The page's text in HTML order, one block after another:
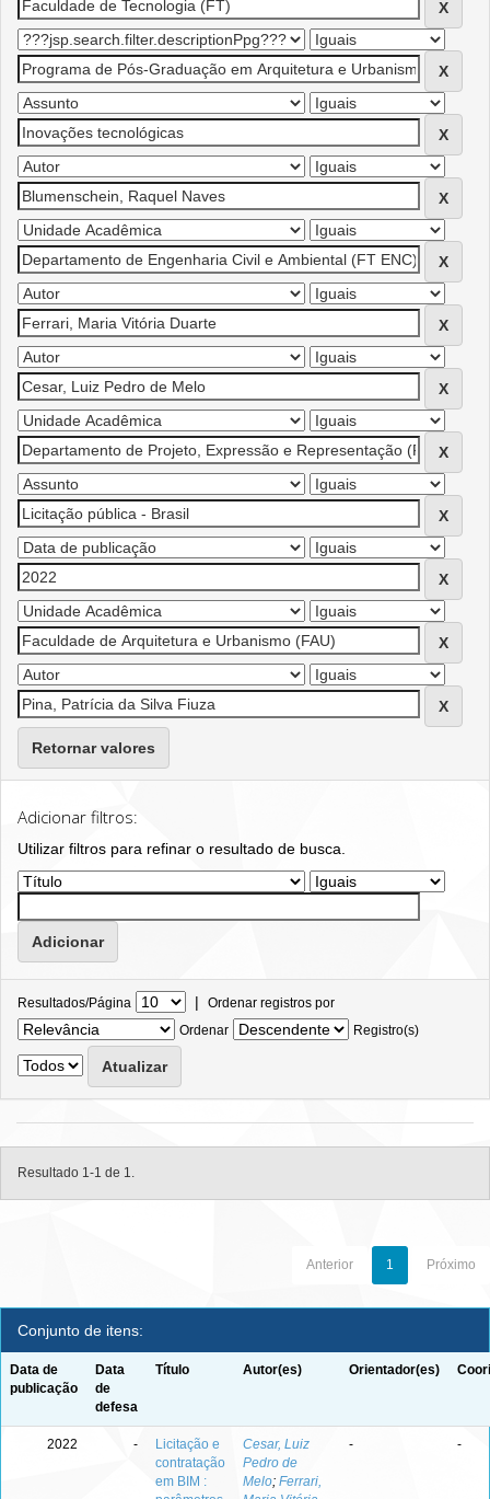
Retornar valores
Adicionar filtros:
Utilizar filtros para refinar o resultado de busca.
Resultados/Página | Ordenar registros por
Ordenar
Registro(s)
Resultado 1-1 de 1.
Anterior 1 Próximo
Conjunto de itens:
Data de
publicação
Data
de
defesa
Título Autor(es) Orientador(es)
2022 -
Licitação e
contratação
em BIM :
Cesar, Luiz
Pedro de
Melo; Ferrari,
- -